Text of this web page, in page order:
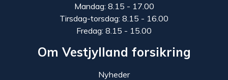
Mandag: 8.15 - 17.00
Tirsdag-torsdag: 8.15 - 16.00
Fredag: 8.15 - 15.00
Om Vestjylland forsikring
Nyheder